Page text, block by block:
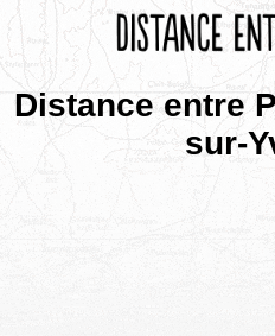
Distance entre
sur-